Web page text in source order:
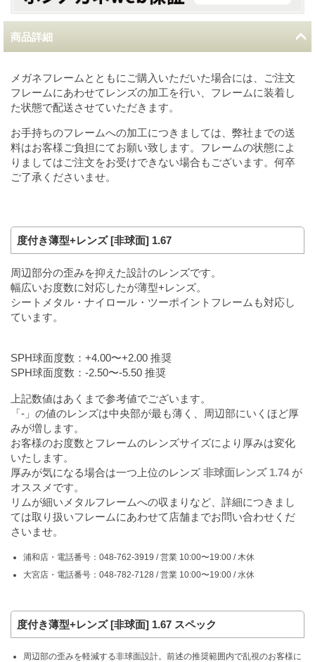
商品詳細
メガネフレームとともにご購入いただいた場合には、ご注文
フレームにあわせてレンズの加工を行い、フレームに装着し
た状態で配送させていただきます。
お手持ちのフレームへの加工につきましては、弊社までの送
料はお客様ご負担にてお願い致します。フレームの状態によ
りましてはご注文をお受けできない場合もございます。何卒
ご了承くださいませ。
度付き薄型+レンズ [非球面] 1.67
周辺部分の歪みを抑えた設計のレンズです。
幅広いお度数に対応したが薄型+レンズ。
シートメタル・ナイロール・ツーポイントフレームも対応し
ています。
SPH球面度数：+4.00〜+2.00 推奨
SPH球面度数：-2.50〜-5.50 推奨
上記数値はあくまで参考値でございます。
「-」の値のレンズは中央部が最も薄く、周辺部にいくほど厚
みが増します。
お客様のお度数とフレームのレンズサイズにより厚みは変化
いたします。
厚みが気になる場合は一つ上位のレンズ 非球面レンズ 1.74が
オススメです。
リムが細いメタルフレームへの収まりなど、詳細につきまし
ては取り扱いフレームにあわせて店舗までお問い合わせくだ
さいませ。
浦和店・電話番号：048-762-3919 / 営業 10:00〜19:00 / 木休
大宮店・電話番号：048-782-7128 / 営業 10:00〜19:00 / 水休
度付き薄型+レンズ [非球面] 1.67 スペック
周辺部の歪みを軽減する非球面設計。前述の推奨範囲内で乱視のお客様に